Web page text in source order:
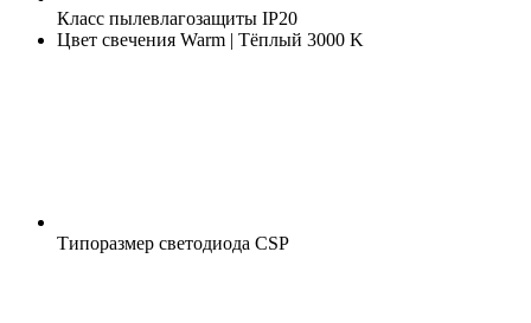
Класс пылевлагозащиты IP20
Цвет свечения Warm | Тёплый 3000 K
Типоразмер светодиода CSP